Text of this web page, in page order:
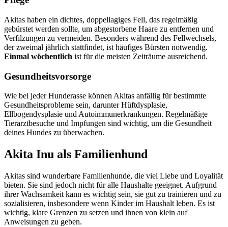
Akitas haben ein dichtes, doppellagiges Fell, das regelmäßig
gebürstet werden sollte, um abgestorbene Haare zu entfernen und
Verfilzungen zu vermeiden. Besonders während des Fellwechsels,
der zweimal jährlich stattfindet, ist häufiges Bürsten notwendig.
Einmal wöchentlich ist für die meisten Zeiträume ausreichend.
Gesundheitsvorsorge
Wie bei jeder Hunderasse können Akitas anfällig für bestimmte
Gesundheitsprobleme sein, darunter Hüftdysplasie,
Ellbogendysplasie und Autoimmunerkrankungen. Regelmäßige
Tierarztbesuche und Impfungen sind wichtig, um die Gesundheit
deines Hundes zu überwachen.
Akita Inu als Familienhund
Akitas sind wunderbare Familienhunde, die viel Liebe und Loyalität
bieten. Sie sind jedoch nicht für alle Haushalte geeignet. Aufgrund
ihrer Wachsamkeit kann es wichtig sein, sie gut zu trainieren und zu
sozialisieren, insbesondere wenn Kinder im Haushalt leben. Es ist
wichtig, klare Grenzen zu setzen und ihnen von klein auf
Anweisungen zu geben.